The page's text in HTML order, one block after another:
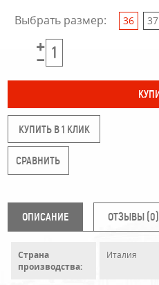
Выбрать размер: 36 37
КУПИТЬ В 1 КЛИК
ОПИСАНИЕ ОТЗЫВЫ (0)
Страна
производства:
Италия